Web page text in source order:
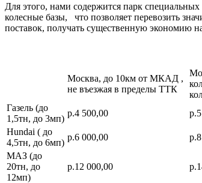
Для этого, нами содержится парк
колесные базы, что позволяет перевозить
поставок, получать существенную экономию
Москва, до 10км от МКАД ,
не въезжая в пределы ТТК
Газель (до
1,5тн, до 3мп)
р.4 500,00
Hundai ( до
4,5тн, до 6мп)
р.6 000,00
МАЗ (до
20тн, до
12мп)
р.12 000,00